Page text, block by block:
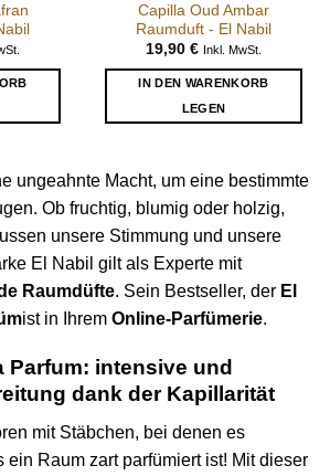
Capilla Oud Ambar
Raumduft - El Nabil
19,90 € Inkl. MwSt.
IN DEN WARENKORB
LEGEN
ungeahnte Macht, um eine bestimmte
Ob fruchtig, blumig oder holzig,
unsere Stimmung und unsere
El Nabil gilt als Experte mit
Raumdüfte. Sein Bestseller, der El
ist in Ihrem Online-Parfümerie.
Parfum: intensive und
dank der Kapillarität
mit Stäbchen, bei denen es
ein Raum zart parfümiert ist! Mit dieser